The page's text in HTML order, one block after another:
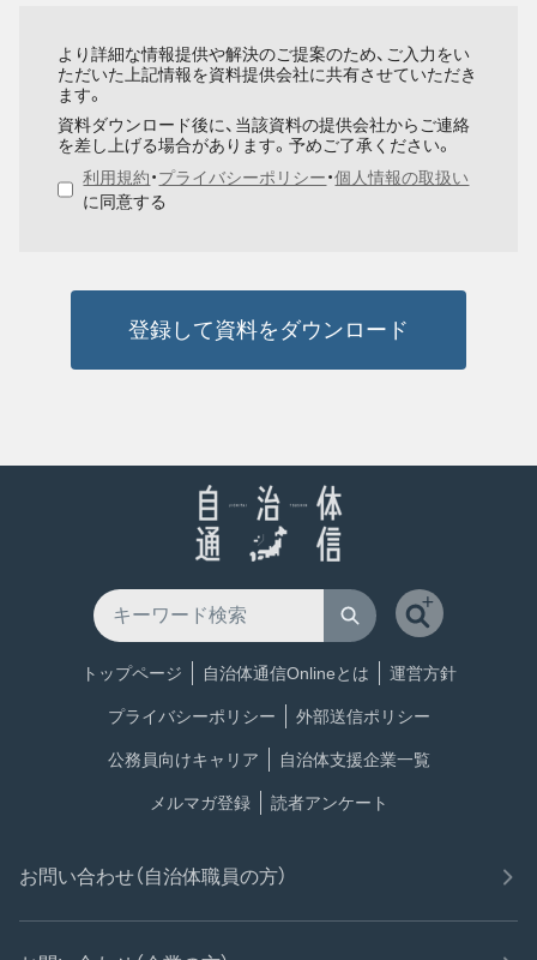
より詳細な情報提供や解決のご提案のため、ご入力をい
ただいた上記情報を資料提供会社に共有させていただき
ます。
資料ダウンロード後に、当該資料の提供会社からご連絡
を差し上げる場合があります。予めご了承ください。
利用規約・プライバシーポリシー・個人情報の取扱い
に同意する
登録して資料をダウンロード
トップページ 自治体通信Onlineとは 運営方針
プライバシーポリシー 外部送信ポリシー
公務員向けキャリア 自治体支援企業一覧
メルマガ登録 読者アンケート
お問い合わせ（自治体職員の方）